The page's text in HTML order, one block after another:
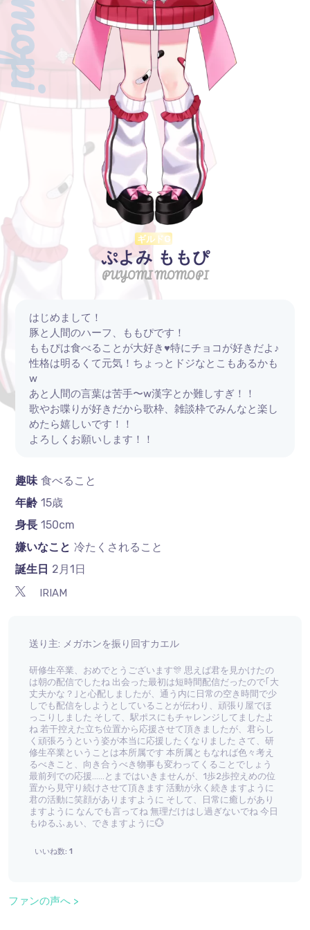
ギルドG
ぷよみ ももぴ
PUYOMI MOMOPI
はじめまして！
豚と人間のハーフ、ももぴです！
ももぴは食べることが大好き♥特にチョコが好きだよ♪
性格は明るくて元気！ちょっとドジなとこもあるかも
w
あと人間の言葉は苦手〜w漢字とか難しすぎ！！
歌やお喋りが好きだから歌枠、雑談枠でみんなと楽し
めたら嬉しいです！！
よろしくお願いします！！
趣味 食べること
年齢 15歳
身長 150cm
嫌いなこと 冷たくされること
誕生日 2月1日
IRIAM
送り主: メガホンを振り回すカエル
研修生卒業、おめでとうございます🎊 思えば君を見かけたの
は朝の配信でしたね 出会った最初は短時間配信だったので｢大
丈夫かな？｣と心配しましたが、通う内に日常の空き時間で少
しでも配信をしようとしていることが伝わり、頑張り屋でほ
っこりしました そして、駅ポスにもチャレンジしてましたよ
ね 若干控えた立ち位置から応援させて頂きましたが、君らし
く頑張ろうという姿が本当に応援したくなりました さて、研
修生卒業ということは本所属です 本所属ともなれば色々考え
るべきこと、向き合うべき物事も変わってくることでしょう
最前列での応援……とまではいきませんが、1歩2歩控えめの位
置から見守り続けさせて頂きます 活動が永く続きますように
君の活動に笑顔がありますように そして、日常に癒しがあり
ますように なんでも言ってね 無理だけはし過ぎないでね 今日
もゆるふぁい、できますように💮
いいね数: 1
ファンの声へ >